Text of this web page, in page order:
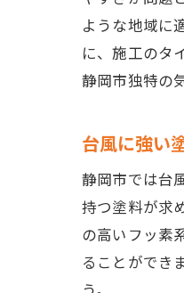
ような地域に
に、施工のタ
静岡市独特の
台風に強い
静岡市では台
持つ塗料が求
の高いフッ素
ることができ